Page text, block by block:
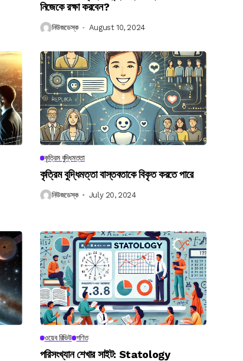
নিজেকে রক্ষা করবেন?
নিউজডেস্ক August 10, 2024
কৃত্রিম বুদ্ধিমত্তা
কৃত্রিম বুদ্ধিমত্তা বাস্তবতাকে বিকৃত করতে পারে
নিউজডেস্ক July 20, 2024
ওয়েব রিভিউ গণিত
পরিসংখ্যান শেখার সাইট: Statology